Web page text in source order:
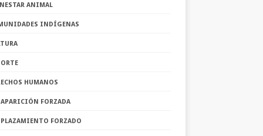
ANIMAL
INDÍGENAS
HUMANOS
FORZADA
FORZADO